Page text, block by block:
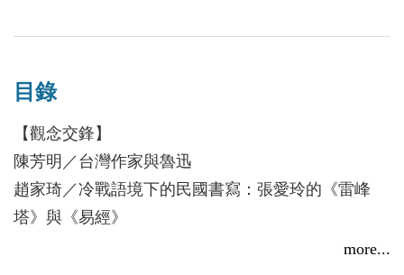
東大學鍾誠教授的〈重新找回「政治」：當代「政治
析了當前正成為學術熱點的「政治魯迅」研究的文化
調應積極與社會科學對話，借鑒「東亞魯迅」思想傳
統，來重新思考文學與政治的關係。
第3篇是重慶師範大學楊姿教授的〈《阿金》：「上
海性」與現代都市革命困境〉，文中認為魯迅從其租
界經驗和革命觀察出發，批評了知識分子和雇傭工人
學研究，出版有學術專著《黃遵憲的詩歌世界》、
美追求》、《現代文學百年回望》、《民國文學中的
邊緣作家群體》、《邊緣的豐饒──澳門現代文學的
歷史嬗變與審美建構》等十餘種，另主編《台港地區
澳門文學評論選》等書多種。
目錄
【觀念交鋒】
陳芳明／台灣作家與魯迅
趙家琦／冷戰語境下的民國書寫：張愛玲的《雷峰
塔》與《易經》
丁威仁／從民國文學的脈絡再思考張我軍的「新文
more...